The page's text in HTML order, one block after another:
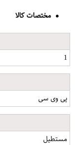
مختصات کالا
1
پی وی سی
مستطیل